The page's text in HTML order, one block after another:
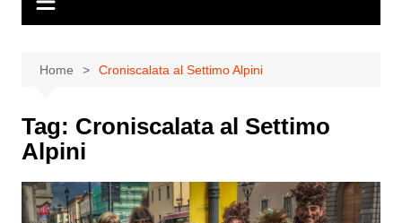
Home Croniscalata al Settimo Alpini
Tag: Croniscalata al Settimo
Alpini